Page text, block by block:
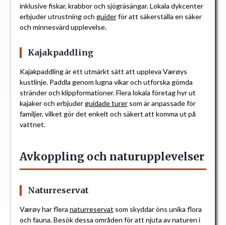
inklusive fiskar, krabbor och sjögräsängar. Lokala dykcenter
erbjuder utrustning och guiderför att säkerställa en säker
och minnesvärd upplevelse.
Kajakpaddling
Kajakpaddling är ett utmärkt sätt att uppleva Værøys
kustlinje. Paddla genom lugna vikar och utforska gömda
stränder och klippformationer. Flera lokala företag hyr ut
kajaker och erbjuderguidade turersom är anpassade för
familjer, vilket gör det enkelt och säkert att komma ut på
vattnet.
Avkoppling och naturupplevelser
Naturreservat
Værøy har flera naturreservat som skyddar öns unika flora
och fauna. Besök dessa områden för att njuta av naturen i